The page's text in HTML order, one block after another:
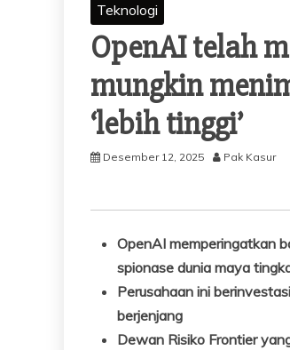
Teknologi
OpenAI telah
mungkin
‘lebih tinggi’
Desember 12, 2025 Pak Kasur
OpenAI memperingatkan
spionase dunia maya
Perusahaan ini
berjenjang
Dewan Risiko Frontier